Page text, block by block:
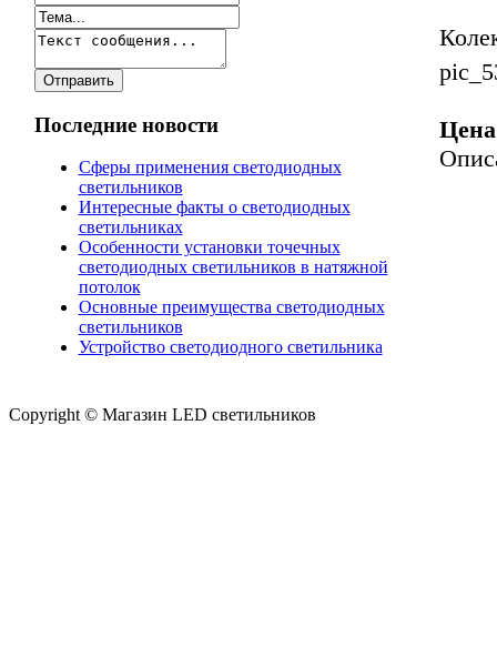
Последние новости
Сферы применения светодиодных
светильников
Интересные факты о светодиодных
светильниках
Особенности установки точечных
светодиодных светильников в натяжной
потолок
Основные преимущества светодиодных
светильников
Устройство светодиодного светильника
Copyright © Магазин LED светильников